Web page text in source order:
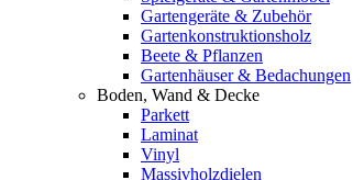
Gartengeräte & Zubehör
Gartenkonstruktionsholz
Beete & Pflanzen
Gartenhäuser & Bedachungen
Boden, Wand & Decke
Parkett
Laminat
Vinyl
Massivholzdielen